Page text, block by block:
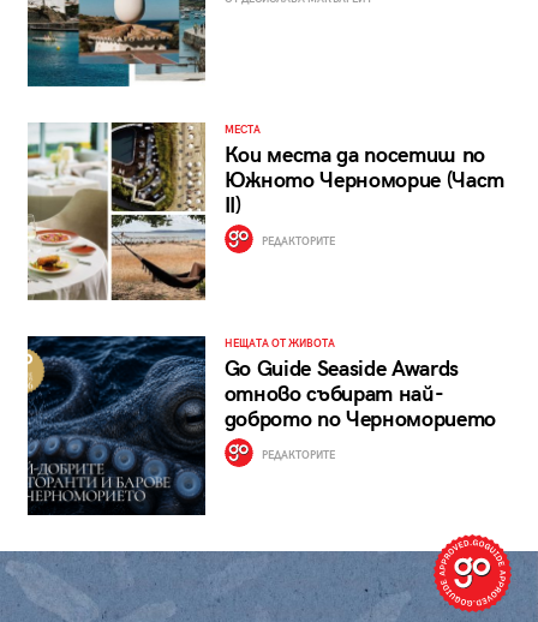
МЕСТА
Кои места да посетиш по
Южното Черноморие (Част
II)
РЕДАКТОРИТЕ
НЕЩАТА ОТ ЖИВОТА
Go Guide Seaside Awards
отново събират най-
доброто по Черноморието
РЕДАКТОРИТЕ